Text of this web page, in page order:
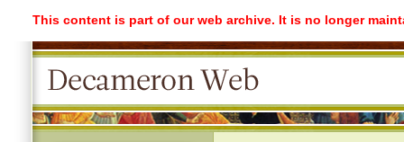
This content is part of our web archive. It is no longer